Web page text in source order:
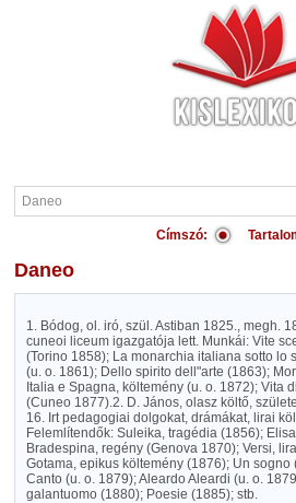
Címszó:
Daneo
1. Bódog, ol. iró, szül. Astiban 1825., megh.
cuneoi liceum igazgatója lett. Munkái: Vite
(Torino 1858); La monarchia italiana sotto lo
(u. o. 1861); Dello spirito dell"arte (1863);
Italia e Spagna, költemény (u. o. 1872); Vita
(Cuneo 1877).2. D. János, olasz költő,
16. Irt pedagogiai dolgokat, drámákat, lirai
Felemlítendők: Suleika, tragédia (1856);
Bradespina, regény (Genova 1870); Versi,
Gotama, epikus költemény (1876); Un sogno
Canto (u. o. 1879); Aleardo Aleardi (u. o.
galantuomo (1880); Poesie (1885); stb.